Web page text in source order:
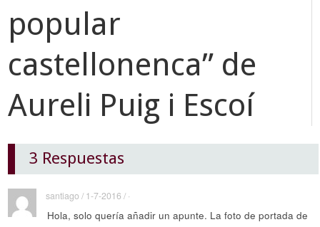
popular
castellonenca” de
Aureli Puig i Escoí
3 Respuestas
santiago / 1-7-2016 / ·
Hola, solo quería añadir un apunte. La foto de portada de